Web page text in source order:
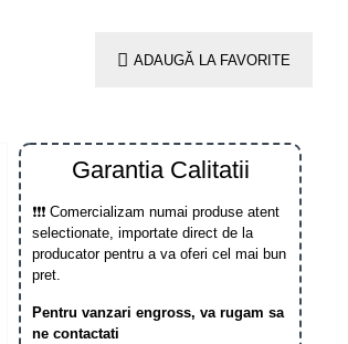
ADAUGĂ LA FAVORITE
Garantia Calitatii
❗❗❗ Comercializam numai produse atent
selectionate, importate direct de la
producator pentru a va oferi cel mai bun
pret.
Pentru vanzari engross, va rugam sa
ne contactati